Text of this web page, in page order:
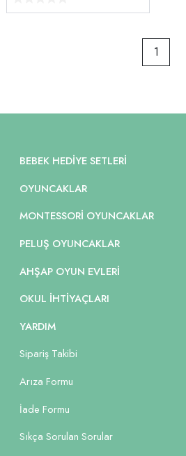
1
BEBEK HEDIYE SETLERI
OYUNCAKLAR
MONTESSORI OYUNCAKLAR
PELUŞ OYUNCAKLAR
AHŞAP OYUN EVLERI
OKUL İHTIYAÇLARI
YARDIM
Sipariş Takibi
Arıza Formu
İade Formu
Sıkça Sorulan Sorular